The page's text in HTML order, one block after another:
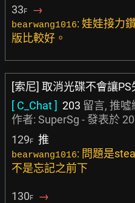
33F →
bearwang1016: 娃娃接力
版比較好。
[索尼] 取消光碟不會讓
[ C_Chat ] 203 留言, 推噓
作者: SuperSg - 發表於
129F 推
bearwang1016: 問題是
不是忘記之前下
130F →